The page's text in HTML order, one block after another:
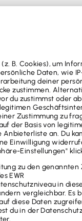
gewährt, die du
können
Rahmen der
und
bei deiner